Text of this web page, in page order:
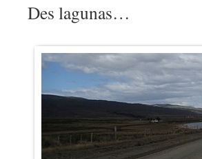
Des lagunas…